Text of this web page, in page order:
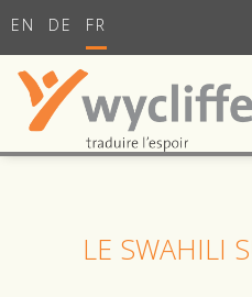
EN DE FR
LE SWAHILI